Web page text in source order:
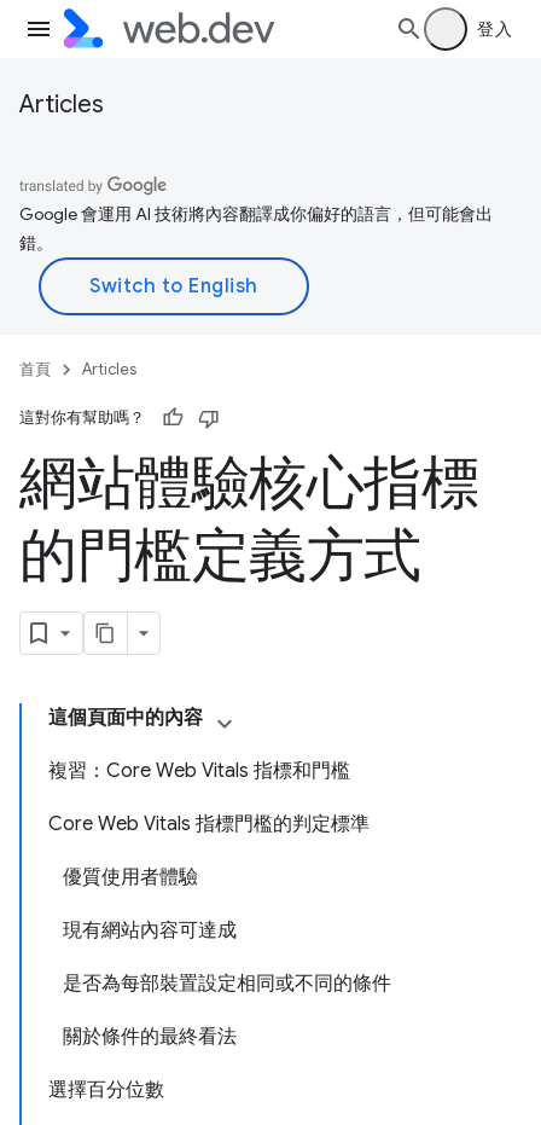
登入
Articles
Google 會運用 AI 技術將內容翻譯成你偏好的語言，但可能會出
錯。
首頁 Articles
這對你有幫助嗎？
網站體驗核心指標
的門檻定義方式
這個頁面中的內容
複習：Core Web Vitals 指標和門檻
Core Web Vitals 指標門檻的判定標準
優質使用者體驗
現有網站內容可達成
是否為每部裝置設定相同或不同的條件
關於條件的最終看法
選擇百分位數